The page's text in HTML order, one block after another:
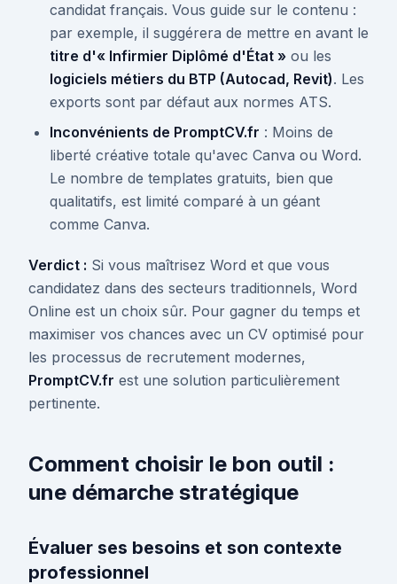
candidat français. Vous guide sur le contenu :
par exemple, il suggérera de mettre en avant le
titre d'« Infirmier Diplômé d'État » ou les
logiciels métiers du BTP (Autocad, Revit). Les
exports sont par défaut aux normes ATS.
Inconvénients de PromptCV.fr : Moins de
liberté créative totale qu'avec Canva ou Word.
Le nombre de templates gratuits, bien que
qualitatifs, est limité comparé à un géant
comme Canva.
Verdict : Si vous maîtrisez Word et que vous
candidatez dans des secteurs traditionnels, Word
Online est un choix sûr. Pour gagner du temps et
maximiser vos chances avec un CV optimisé pour
les processus de recrutement modernes,
PromptCV.fr est une solution particulièrement
pertinente.
Comment choisir le bon outil :
une démarche stratégique
Évaluer ses besoins et son contexte
professionnel